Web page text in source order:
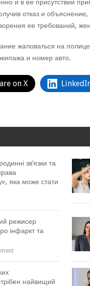
и в ее присутствии
отказ и
ее требований,
жаловаться на
и номер авто.
on X
зв’язки та
яка може стати
режисер
інфаркт та
найвищий